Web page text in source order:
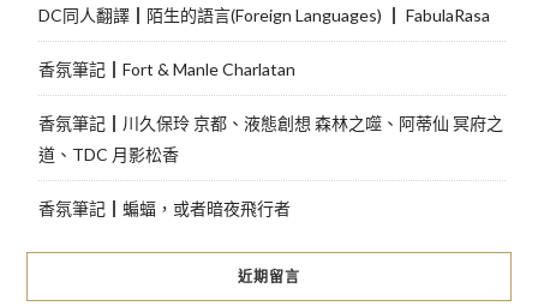
DC同人翻譯┃陌生的語言(Foreign Languages) ┃ FabulaRasa
香氛筆記┃Fort & Manle Charlatan
香氛筆記┃川久保玲 京都、液態創想 森林之噬、阿蒂仙 冥府之
道、TDC 月影松香
香氛筆記┃蝙蝠，或者暗夜飛行者
近期留言